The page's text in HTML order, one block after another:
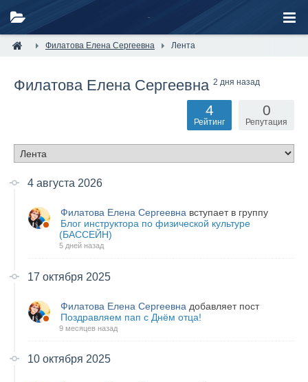
Филатова Елена Сергеевна Лента
Филатова Елена Сергеевна 2 дня назад
0
Репутация
4
Рейтинг
4 августа 2026
Филатова Елена Сергеевна вступает в группу
Блог инструктора по физической культуре
(БАССЕЙН)
5 дней назад
17 октября 2025
Филатова Елена Сергеевна добавляет пост
Поздравляем пап с Днём отца!
9 месяцев назад
10 октября 2025